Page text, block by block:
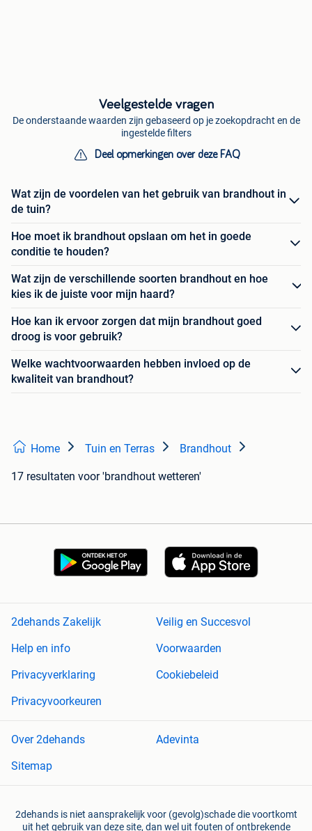
Veelgestelde vragen
De onderstaande waarden zijn gebaseerd op je zoekopdracht en de
ingestelde filters
Deel opmerkingen over deze FAQ
Wat zijn de voordelen van het gebruik van brandhout in
de tuin?
Hoe moet ik brandhout opslaan om het in goede
conditie te houden?
Wat zijn de verschillende soorten brandhout en hoe
kies ik de juiste voor mijn haard?
Hoe kan ik ervoor zorgen dat mijn brandhout goed
droog is voor gebruik?
Welke wachtvoorwaarden hebben invloed op de
kwaliteit van brandhout?
Home Tuin en Terras Brandhout
17 resultaten voor 'brandhout wetteren'
2dehands Zakelijk
Veilig en Succesvol
Help en info
Voorwaarden
Privacyverklaring
Cookiebeleid
Privacyvoorkeuren
Over 2dehands
Adevinta
Sitemap
2dehands is niet aansprakelijk voor (gevolg)schade die voortkomt
uit het gebruik van deze site, dan wel uit fouten of ontbrekende